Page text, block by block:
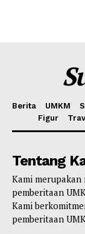
Berita UMKM
Figur
Tentang
Kami merupakan
pemberitaan
Kami
pemberitaan